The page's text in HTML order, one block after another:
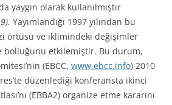
yaygın olarak kullanılmıştır
Yayımlandığı 1997 yılından bu
örtüsü ve iklimindeki değişimler
bolluğunu etkilemiştir. Bu durum,
(EBCC, www.ebcc.info) 2010
düzenlediği konferansta ikinci
(EBBA2) organize etme kararını